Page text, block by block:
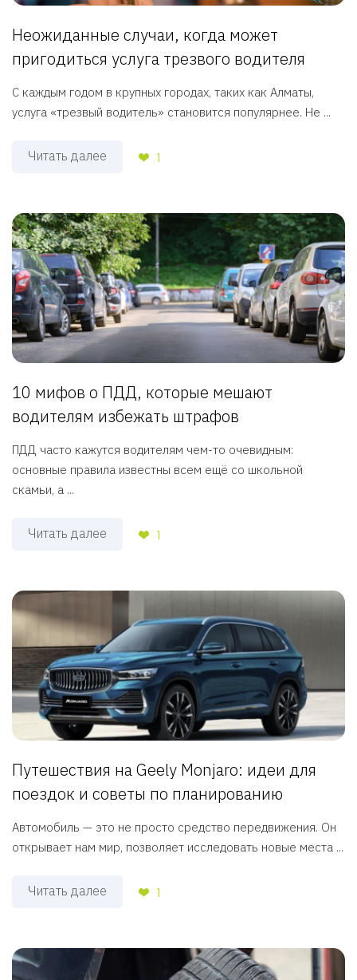
Неожиданные случаи, когда может
пригодиться услуга трезвого водителя
С каждым годом в крупных городах, таких как Алматы,
услуга «трезвый водитель» становится популярнее. Не ...
Читать далее 1
10 мифов о ПДД, которые мешают
водителям избежать штрафов
ПДД часто кажутся водителям чем-то очевидным:
основные правила известны всем ещё со школьной
скамьи, а ...
Читать далее 1
Путешествия на Geely Monjaro: идеи для
поездок и советы по планированию
Автомобиль — это не просто средство передвижения. Он
открывает нам мир, позволяет исследовать новые места ...
Читать далее 1